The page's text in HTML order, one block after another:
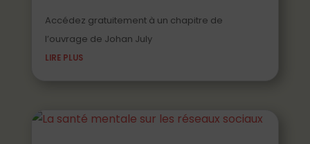
Accédez gratuitement à un chapitre de
l’ouvrage de Johan July
LIRE PLUS